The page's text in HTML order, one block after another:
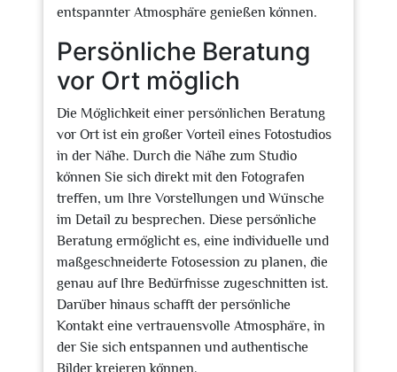
entspannter Atmosphäre genießen können.
Persönliche Beratung
vor Ort möglich
Die Möglichkeit einer persönlichen Beratung
vor Ort ist ein großer Vorteil eines Fotostudios
in der Nähe. Durch die Nähe zum Studio
können Sie sich direkt mit den Fotografen
treffen, um Ihre Vorstellungen und Wünsche
im Detail zu besprechen. Diese persönliche
Beratung ermöglicht es, eine individuelle und
maßgeschneiderte Fotosession zu planen, die
genau auf Ihre Bedürfnisse zugeschnitten ist.
Darüber hinaus schafft der persönliche
Kontakt eine vertrauensvolle Atmosphäre, in
der Sie sich entspannen und authentische
Bilder kreieren können.